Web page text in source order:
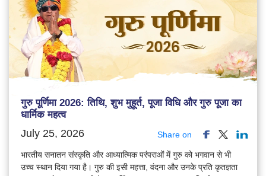
गुरु पूर्णिमा 2026: तिथि, शुभ मुहूर्त, पूजा विधि और गुरु पूजा का
धार्मिक महत्व
July 25, 2026 Share on
भारतीय सनातन संस्कृति और आध्यात्मिक परंपराओं में गुरु को भगवान से भी
उच्च स्थान दिया गया है। गुरु की इसी महत्ता, वंदना और उनके प्रति कृतज्ञता